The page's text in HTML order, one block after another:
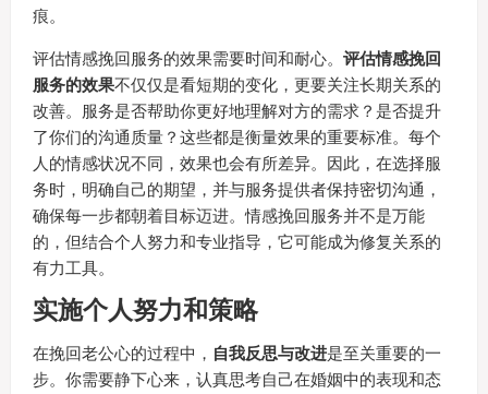
痕。
评估情感挽回服务的效果需要时间和耐心。 评估情感挽回
服务的效果不仅仅是看短期的变化，更要关注长期关系的
改善。服务是否帮助你更好地理解对方的需求？是否提升
了你们的沟通质量？这些都是衡量效果的重要标准。每个
人的情感状况不同，效果也会有所差异。因此，在选择服
务时，明确自己的期望，并与服务提供者保持密切沟通，
确保每一步都朝着目标迈进。情感挽回服务并不是万能
的，但结合个人努力和专业指导，它可能成为修复关系的
有力工具。
实施个人努力和策略
在挽回老公心的过程中， 自我反思与改进是至关重要的一
步。你需要静下心来，认真思考自己在婚姻中的表现和态